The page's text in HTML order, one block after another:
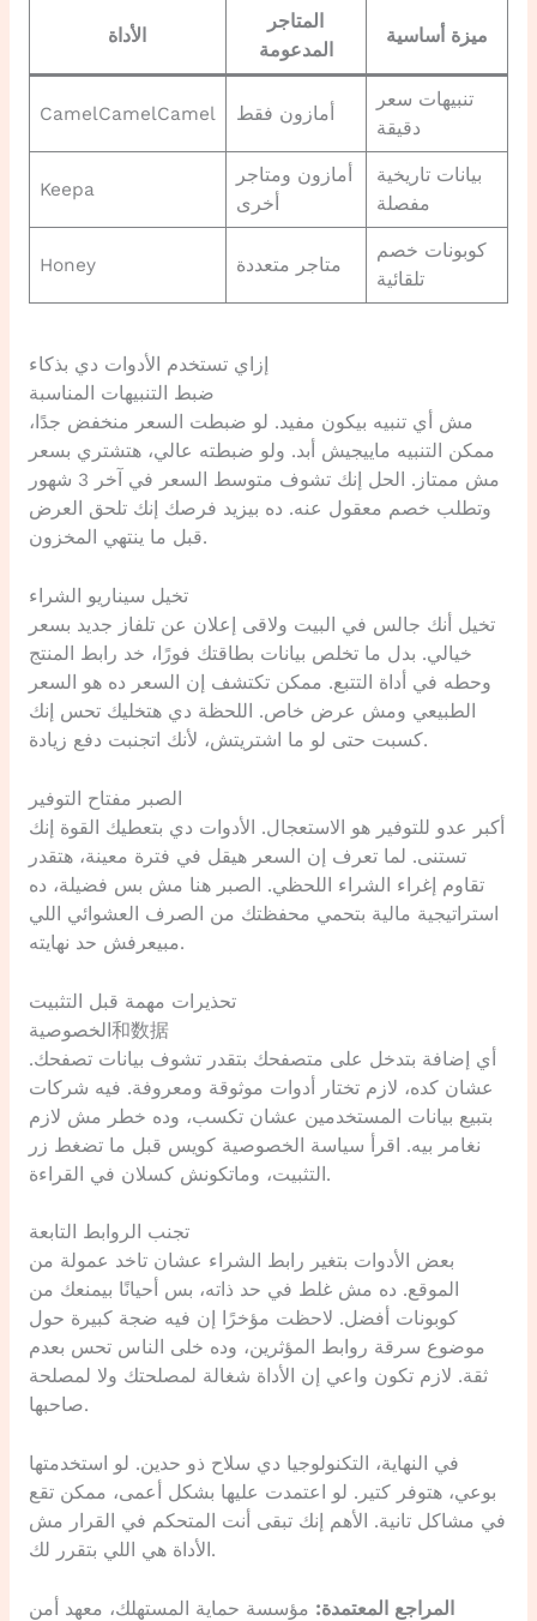
الأداة
المتاجر
المدعومة
ميزة أساسية
CamelCamelCamel أمازون فقط
تنبيهات سعر
دقيقة
Keepa
أمازون ومتاجر
أخرى
بيانات تاريخية
مفصلة
Honey متاجر متعددة
كوبونات خصم
تلقائية
إزاي تستخدم الأدوات دي بذكاء
ضبط التنبيهات المناسبة
مش أي تنبيه بيكون مفيد. لو ضبطت السعر منخفض جدًا،
ممكن التنبيه ماييجيش أبد. ولو ضبطته عالي، هتشتري بسعر
مش ممتاز. الحل إنك تشوف متوسط السعر في آخر 3 شهور
وتطلب خصم معقول عنه. ده بيزيد فرصك إنك تلحق العرض
قبل ما ينتهي المخزون.
تخيل سيناريو الشراء
تخيل أنك جالس في البيت ولاقى إعلان عن تلفاز جديد بسعر
خيالي. بدل ما تخلص بيانات بطاقتك فورًا، خد رابط المنتج
وحطه في أداة التتبع. ممكن تكتشف إن السعر ده هو السعر
الطبيعي ومش عرض خاص. اللحظة دي هتخليك تحس إنك
كسبت حتى لو ما اشتريتش، لأنك اتجنبت دفع زيادة.
الصبر مفتاح التوفير
أكبر عدو للتوفير هو الاستعجال. الأدوات دي بتعطيك القوة إنك
تستنى. لما تعرف إن السعر هيقل في فترة معينة، هتقدر
تقاوم إغراء الشراء اللحظي. الصبر هنا مش بس فضيلة، ده
استراتيجية مالية بتحمي محفظتك من الصرف العشوائي اللي
مبيعرفش حد نهايته.
تحذيرات مهمة قبل التثبيت
الخصوصية和数据
أي إضافة بتدخل على متصفحك بتقدر تشوف بيانات تصفحك.
عشان كده، لازم تختار أدوات موثوقة ومعروفة. فيه شركات
بتبيع بيانات المستخدمين عشان تكسب، وده خطر مش لازم
نغامر بيه. اقرأ سياسة الخصوصية كويس قبل ما تضغط زر
التثبيت، وماتكونش كسلان في القراءة.
تجنب الروابط التابعة
بعض الأدوات بتغير رابط الشراء عشان تاخد عمولة من
الموقع. ده مش غلط في حد ذاته، بس أحيانًا بيمنعك من
كوبونات أفضل. لاحظت مؤخرًا إن فيه ضجة كبيرة حول
موضوع سرقة روابط المؤثرين، وده خلى الناس تحس بعدم
ثقة. لازم تكون واعي إن الأداة شغالة لمصلحتك ولا لمصلحة
صاحبها.
في النهاية، التكنولوجيا دي سلاح ذو حدين. لو استخدمتها
بوعي، هتوفر كتير. لو اعتمدت عليها بشكل أعمى، ممكن تقع
في مشاكل تانية. الأهم إنك تبقى أنت المتحكم في القرار مش
الأداة هي اللي بتقرر لك.
المراجع المعتمدة: مؤسسة حماية المستهلك، معهد أمن